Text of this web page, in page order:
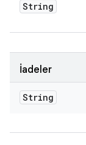
String
İadeler
String